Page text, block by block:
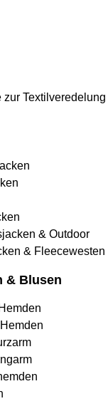
Textilveredelung
& Outdoor
& Fleecewesten
& Blusen